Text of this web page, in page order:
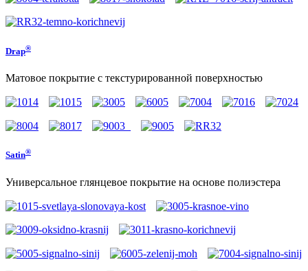
Drap®
Матовое покрытие с текстурированной поверхностью
Satin®
Универсальное глянцевое покрытие на основе полиэстера